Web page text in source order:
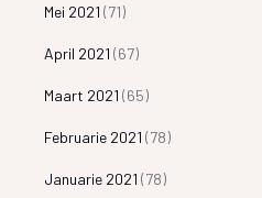
Mei 2021 (71)
April 2021 (67)
Maart 2021 (65)
Februarie 2021 (78)
Januarie 2021 (78)